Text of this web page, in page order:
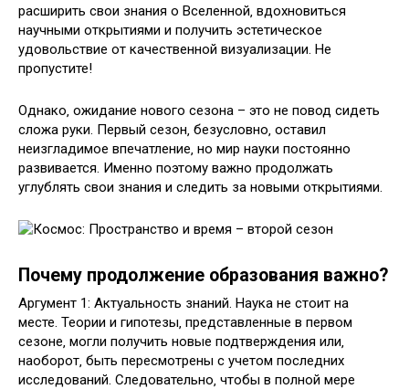
расширить свои знания о Вселенной‚ вдохновиться
научными открытиями и получить эстетическое
удовольствие от качественной визуализации. Не
пропустите!
Однако‚ ожидание нового сезона – это не повод сидеть
сложа руки. Первый сезон‚ безусловно‚ оставил
неизгладимое впечатление‚ но мир науки постоянно
развивается. Именно поэтому важно продолжать
углублять свои знания и следить за новыми открытиями.
Почему продолжение образования важно?
Аргумент 1: Актуальность знаний. Наука не стоит на
месте. Теории и гипотезы‚ представленные в первом
сезоне‚ могли получить новые подтверждения или‚
наоборот‚ быть пересмотрены с учетом последних
исследований. Следовательно‚ чтобы в полной мере